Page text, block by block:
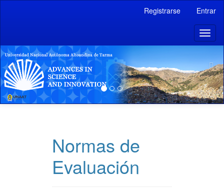
Barra
lateral
Registrarse Entrar
Normas de
Evaluación